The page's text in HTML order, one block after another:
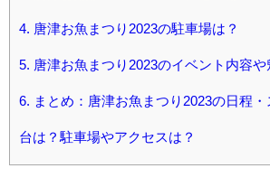
4. 唐津お魚まつり2023の駐車場は？
5. 唐津お魚まつり2023のイベント内容や
6. まとめ：唐津お魚まつり2023の日程
台は？駐車場やアクセスは？